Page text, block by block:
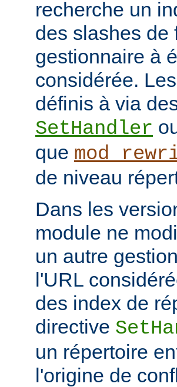
recherche un
des slashes de
gestionnaire à
considérée.
définis à via
SetHandler
que
de niveau
Dans les
module ne
un autre
l'URL
des index de
directive
un répertoire
l'origine de